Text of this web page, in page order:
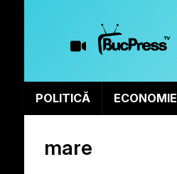
POLITICĂ ECONOMIE
mare